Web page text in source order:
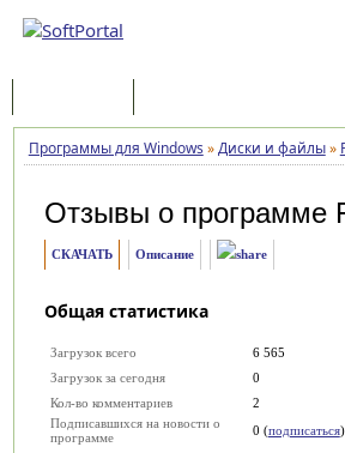
Программы для Windows »Диски и файлы»
Отзывы о программе
СКАЧАТЬ Описание
Общая статистика
Загрузок всего
6 565
Загрузок за сегодня
0
Кол-во комментариев
2
Подписавшихся на новости о
программе
0 (подписаться)